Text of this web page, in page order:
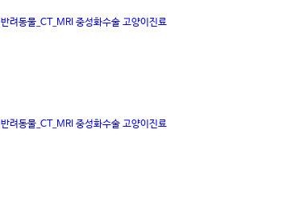
반려동물_CT_MRI 중성화수술 고양이진료
반려동물_CT_MRI 중성화수술 고양이진료